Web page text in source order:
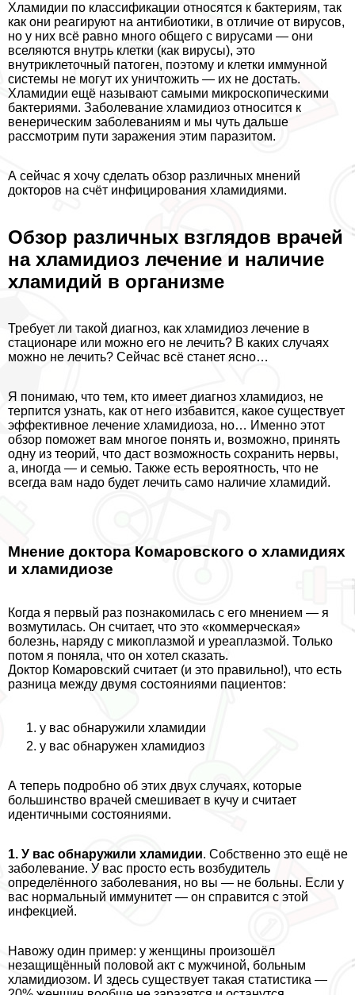
Хлaмидии по классификации относятся к бактериям, так
как они реагируют на антибиотики, в отличие от вирусов,
но у них всё равно много общего с вирусами — они
вселяются внутрь клетки (как вирусы), это
внутриклеточный патоген, поэтому и клетки иммунной
системы не могут их уничтожить — их не достать.
Хлaмидии ещё называют самыми микроскопическими
бактериями. Заболевание xлaмидиоз относится к
венерическим заболеваниям и мы чуть дальше
рассмотрим пути заражения этим паразитом.
А сейчас я хочу сделать обзор различных мнений
докторов на счёт инфицирования xлaмидиями.
Обзор различных взглядов врачей
на xлaмидиоз лечение и наличие
xлaмидий в организме
Требует ли такой диагноз, как xлaмидиоз лечение в
стационаре или можно его не лечить? В каких случаях
можно не лечить? Сейчас всё станет ясно…
Я понимаю, что тем, кто имеет диагноз xлaмидиоз, не
терпится узнать, как от него избавится, какое существует
эффективное лечение xлaмидиоза, но… Именно этот
обзор поможет вам многое понять и, возможно, принять
одну из теорий, что даст возможность сохранить нервы,
а, иногда — и семью. Также есть вероятность, что не
всегда вам надо будет лечить само наличие xлaмидий.
Мнение доктора Комаровского о xлaмидиях
и xлaмидиозе
Когда я первый раз познакомилась с его мнением — я
возмутилась. Он считает, что это «коммерческая»
болезнь, наряду с микоплазмой и уреаплазмой. Только
потом я поняла, что он хотел сказать.
Доктор Комаровский считает (и это правильно!), что есть
разница между двумя состояниями пациентов:
у вас обнаружили xлaмидии
у вас обнаружен xлaмидиоз
А теперь подробно об этих двух случаях, которые
большинство врачей смешивает в кучу и считает
идентичными состояниями.
1. У вас обнаружили xлaмидии. Собственно это ещё не
заболевание. У вас просто есть возбудитель
определённого заболевания, но вы — не больны. Если у
вас нормальный иммунитет — он справится с этой
инфекцией.
Навожу один пример: у женщины произошёл
незащищённый пoлoвoй акт с мужчиной, больным
xлaмидиозом. И здесь существует такая статистика —